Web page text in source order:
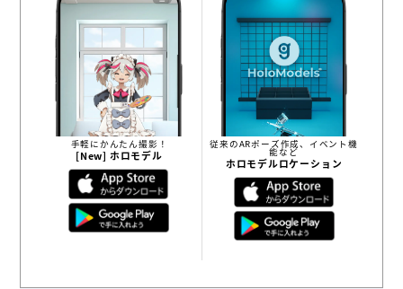
手軽にかんたん撮影！
[New] ホロモデル
従来のARポーズ作成、イベント機
能など
ホロモデルロケーション